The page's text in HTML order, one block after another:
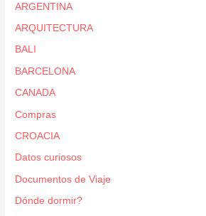
ARGENTINA
ARQUITECTURA
BALI
BARCELONA
CANADA
Compras
CROACIA
Datos curiosos
Documentos de Viaje
Dónde dormir?